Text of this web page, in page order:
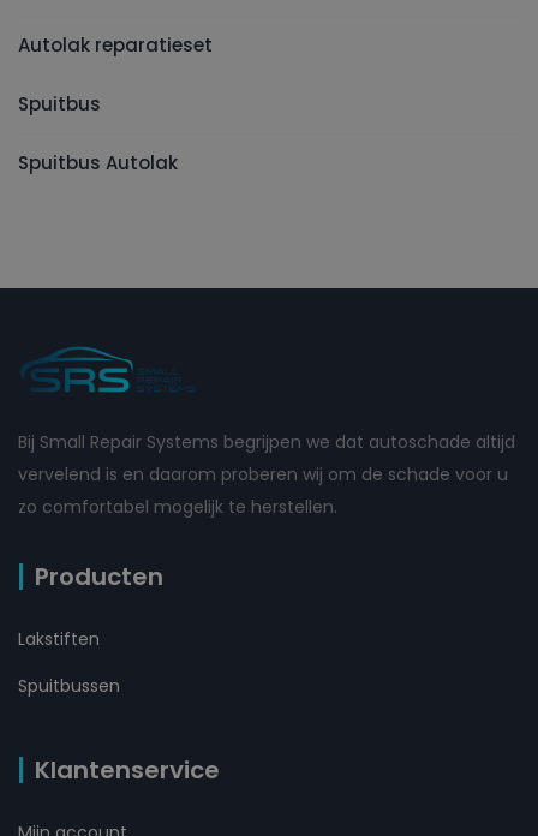
Autolak reparatieset
Spuitbus
Spuitbus Autolak
Bij Small Repair Systems begrijpen we dat autoschade altijd
vervelend is en daarom proberen wij om de schade voor u
zo comfortabel mogelijk te herstellen.
Producten
Lakstiften
Spuitbussen
Klantenservice